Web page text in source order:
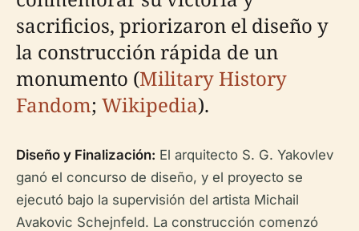
sacrificios, priorizaron el diseño y
la construcción rápida de un
monumento (Military History
Fandom; Wikipedia).
Diseño y Finalización: El arquitecto S. G. Yakovlev
ganó el concurso de diseño, y el proyecto se
ejecutó bajo la supervisión del artista Michail
Avakovic Schejnfeld. La construcción comenzó